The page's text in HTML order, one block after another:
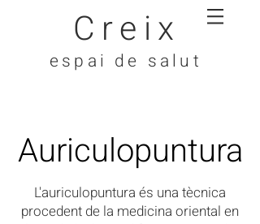
Creix
espai de salut
Auriculopuntura
L'auriculopuntura és una tècnica
procedent de la medicina oriental en